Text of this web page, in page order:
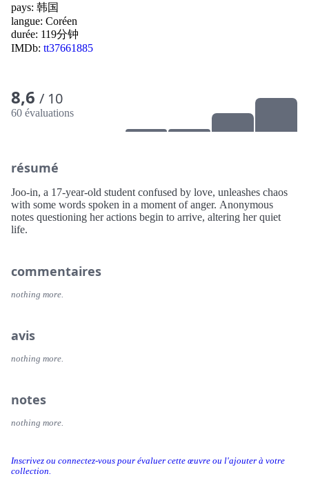
Inscrivez ou connectez-vous pour évaluer cette œuvre ou l'ajouter à votre
collection.
pays: 韩国
langue: Coréen
durée: 119分钟
IMDb: tt37661885
8,6 / 10
60 évaluations
résumé
Joo-in, a 17-year-old student confused by love, unleashes chaos
with some words spoken in a moment of anger. Anonymous
notes questioning her actions begin to arrive, altering her quiet
life.
commentaires
nothing more.
avis
nothing more.
notes
nothing more.